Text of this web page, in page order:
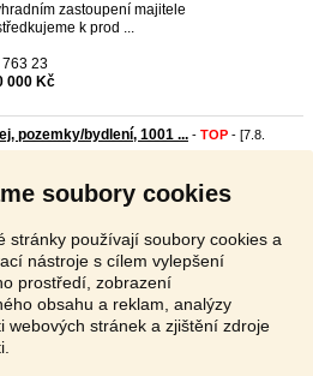
soubory cookies
stránky používají soubory cookies a
nástroje s cílem vylepšení
prostředí, zobrazení
obsahu a reklam, analýzy
webových stránek a zjištění zdroje
zastoupení majitele
k prod ...
763 23
000 Kč
pozemky/bydlení, 1001 ... - TOP - [7.8.
k výst ...
- 463 31
000 Kč
1 2 3 Další